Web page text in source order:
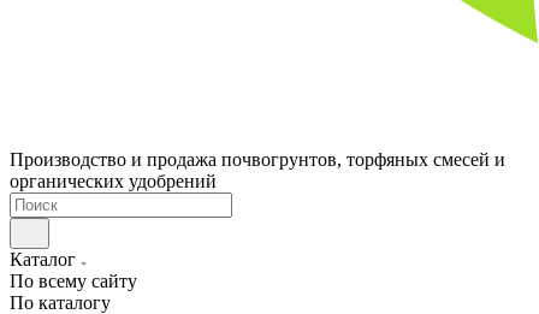
Производство и продажа почвогрунтов, торфяных смесей и
органических удобрений
Каталог
По всему сайту
По каталогу